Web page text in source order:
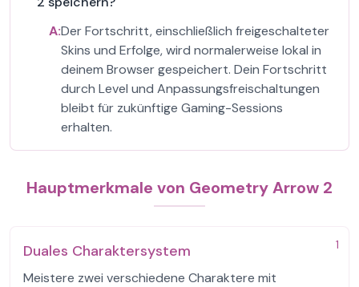
A:Der Fortschritt, einschließlich freigeschalteter
Skins und Erfolge, wird normalerweise lokal in
deinem Browser gespeichert. Dein Fortschritt
durch Level und Anpassungsfreischaltungen
bleibt für zukünftige Gaming-Sessions
erhalten.
Hauptmerkmale von Geometry Arrow 2
1
Duales Charaktersystem
Meistere zwei verschiedene Charaktere mit